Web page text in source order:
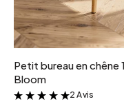
Petit bureau en chêne
Bloom
&
2 Avis